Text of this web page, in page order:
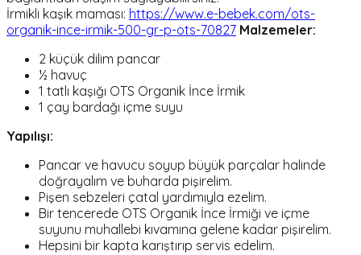
İrmikli kaşık maması: https://www.e-bebek.com/ots-
organik-ince-irmik-500-gr-p-ots-70827 Malzemeler:
2 küçük dilim pancar
½ havuç
1 tatlı kaşığı OTS Organik İnce İrmik
1 çay bardağı içme suyu
Yapılışı:
Pancar ve havucu soyup büyük parçalar halinde
doğrayalım ve buharda pişirelim.
Pişen sebzeleri çatal yardımıyla ezelim.
Bir tencerede OTS Organik İnce İrmiği ve içme
suyunu muhallebi kıvamına gelene kadar pişirelim.
Hepsini bir kapta karıştırıp servis edelim.